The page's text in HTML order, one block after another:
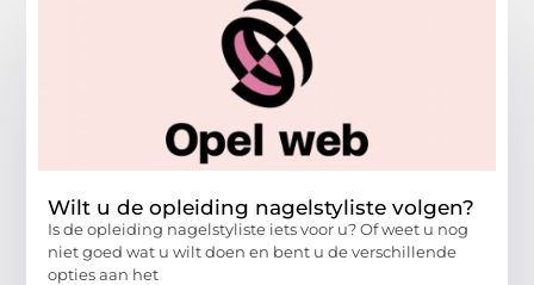
Wilt u de opleiding nagelstyliste volgen?
Is de opleiding nagelstyliste iets voor u? Of weet u nog
niet goed wat u wilt doen en bent u de verschillende
opties aan het